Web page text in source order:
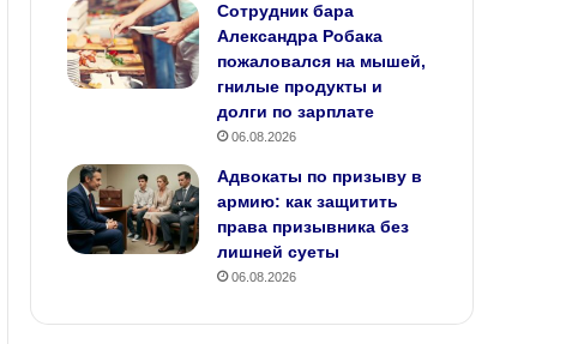
Сотрудник бара
Александра Робака
пожаловался на мышей,
гнилые продукты и
долги по зарплате
06.08.2026
Адвокаты по призыву в
армию: как защитить
права призывника без
лишней суеты
06.08.2026